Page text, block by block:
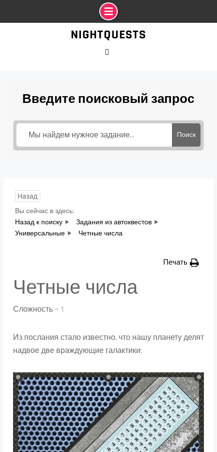
NIGHTQUESTS
Введите поисковый запрос
Поиск
Назад
Вы сейчас в здесь:
Назад к поиску
Задания из автоквестов
Универсальные
Четные числа
Печать
Четные числа
Сложность — 1
Из послания стало известно, что нашу планету делят
надвое две враждующие галактики: